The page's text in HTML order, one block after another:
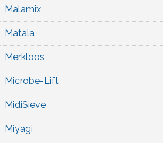
Malamix
Matala
Merkloos
Microbe-Lift
MidiSieve
Miyagi